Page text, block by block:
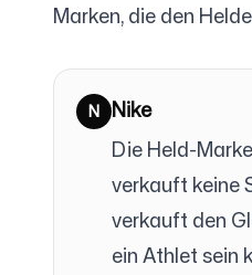
Marken, die den
N
Nike
Die Held-
verkauft keine
verkauft den
ein Athlet sein